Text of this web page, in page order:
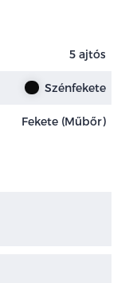
5 ajtós
Szénfekete
Fekete (Műbőr)